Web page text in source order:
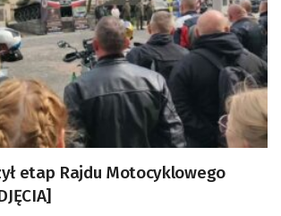
etap Rajdu Motocyklowego